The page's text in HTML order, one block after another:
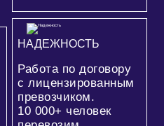
НАДЕЖНОСТЬ
Работа по договору
с лицензированным
превозчиком.
10 000+ человек